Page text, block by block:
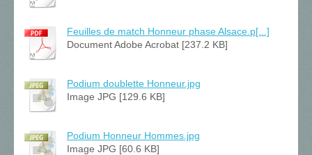
Feuilles de match Honneur phase Alsace.p[...]
Document Adobe Acrobat [237.2 KB]
Podium doublette Honneur.jpg
Image JPG [129.6 KB]
Podium Honneur Hommes.jpg
Image JPG [60.6 KB]